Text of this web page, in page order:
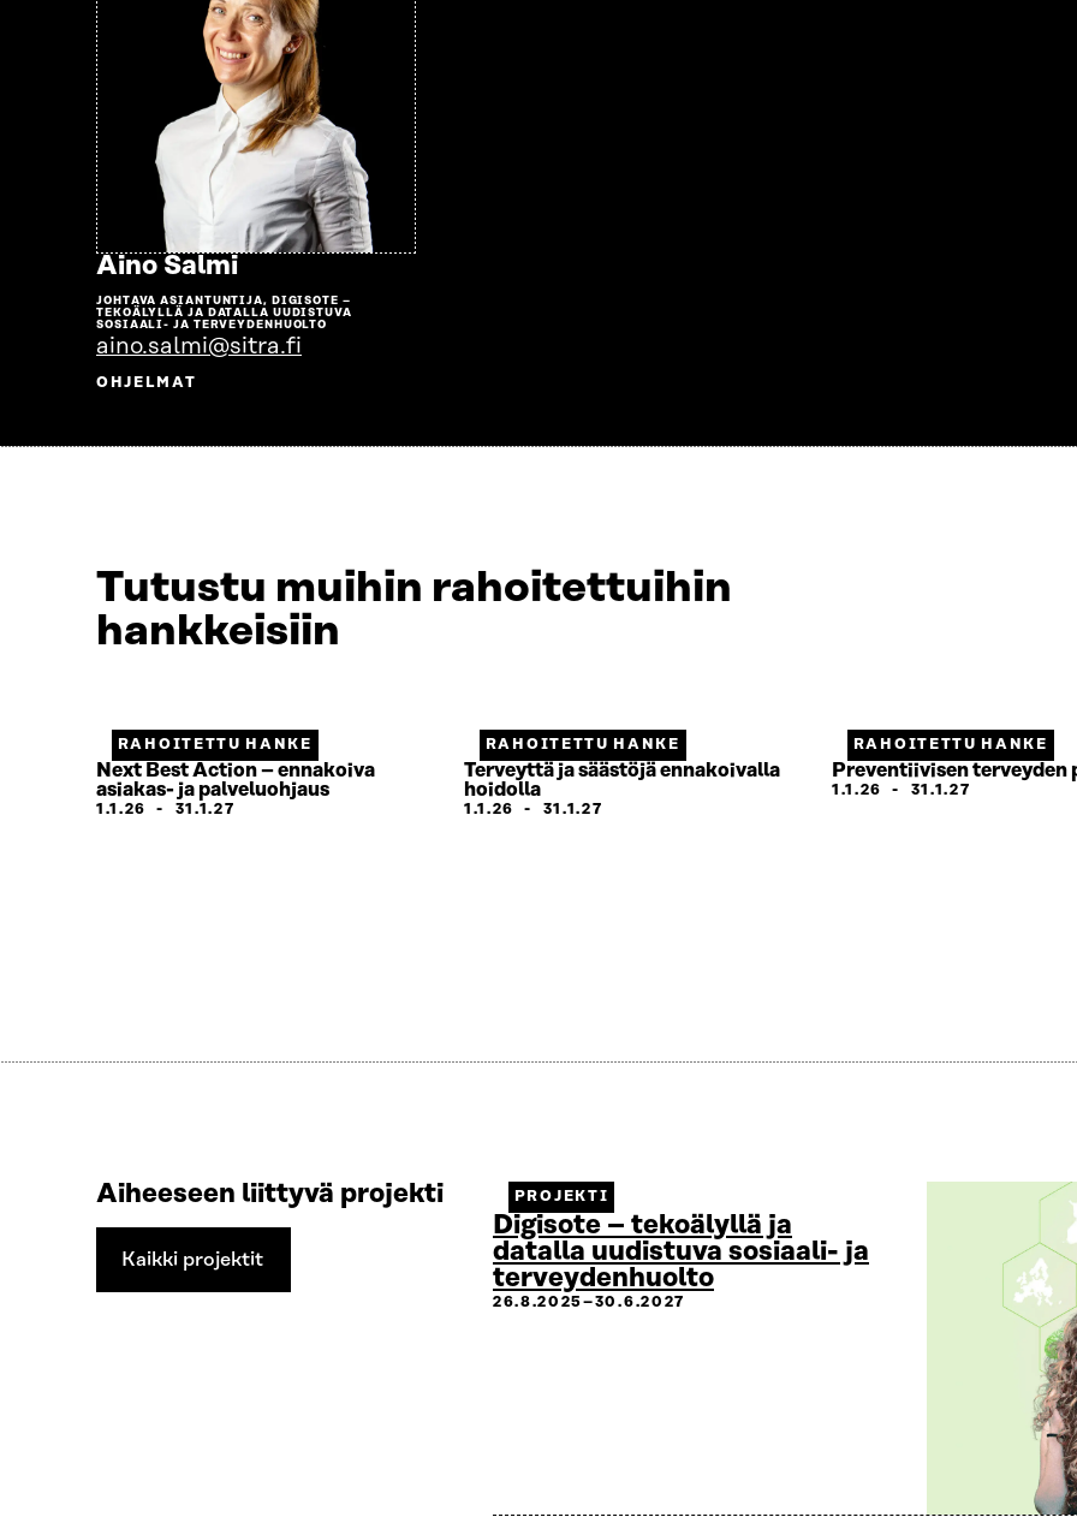
Aino SalmiSiirry
henkilön
sivulle
JOHTAVA ASIANTUNTIJA, DIGISOTE –
TEKOÄLYLLÄ JA DATALLA UUDISTUVA
SOSIAALI- JA TERVEYDENHUOLTO
aino.salmi@sitra.fi
OHJELMAT
Tutustu muihin rahoitettuihin
hankkeisiin
RAHOITETTU HANKE
Next Best Action – ennakoiva
asiakas- ja palveluohjaus
1.1.26 - 31.1.27
RAHOITETTU HANKE
Terveyttä ja säästöjä ennakoivalla
hoidolla
1.1.26 - 31.1.27
RAHOITETTU HANKE
Preventiivisen terveyden
1.1.26 - 31.1.27
Aiheeseen liittyvä projekti
Kaikki projektit
Kaikki
PROJEKTI
Digisote – tekoälyllä ja
datalla uudistuva sosiaali- ja
terveydenhuolto
26.8.2025–30.6.2027